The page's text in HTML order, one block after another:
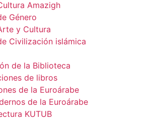
Amazigh
Género
y Cultura
Civilización islámica
de la Biblioteca
de libros
de la Euroárabe
de la Euroárabe
KUTUB